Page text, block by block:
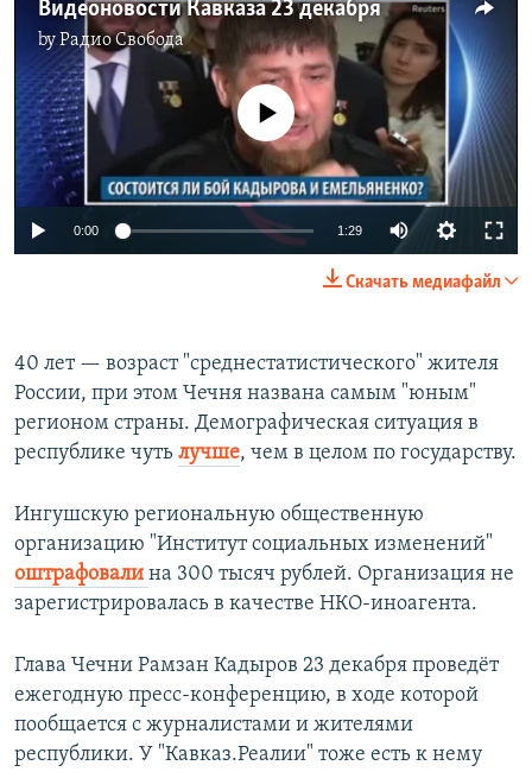
Видеоновости Кавказа 23 декабря
byРадио Свобода
No media source currently available
0:00 1:29
Скачать медиафайл
40 лет — возраст "среднестатистического" жителя
России, при этом Чечня названа самым "юным"
регионом страны. Демографическая ситуация в
республике чуть лучше, чем в целом по государству.
Ингушскую региональную общественную
организацию "Институт социальных изменений"
оштрафовали на 300 тысяч рублей. Организация не
зарегистрировалась в качестве НКО-иноагента.
Глава Чечни Рамзан Кадыров 23 декабря проведёт
ежегодную пресс-конференцию, в ходе которой
пообщается с журналистами и жителями
республики. У "Кавказ.Реалии" тоже есть к нему